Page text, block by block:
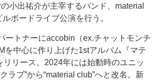
小出祐介が主宰するバンド、material
ボードライブ公演を行う。
トナーにaccobin（ex.チャットモンチ
を中心に作り上げた1stアルバム『マテ
リリース。2024年には始動時のユニッ
ラブ”から“material club”へと改名。新